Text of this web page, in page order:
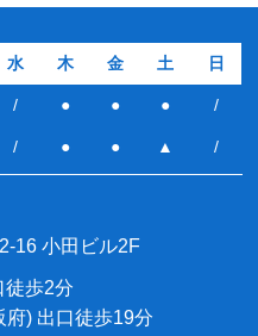
水 木 金 土 日
/ ● ● ● /
/ ● ● ▲ /
16 小田ビル2F
徒歩2分
府) 出口徒歩19分